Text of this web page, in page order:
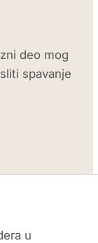
deo mog
spavanje
u